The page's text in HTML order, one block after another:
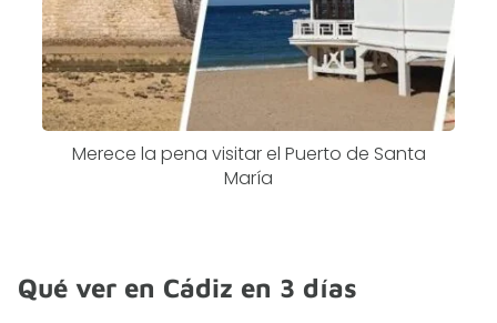
Merece la pena visitar el Puerto de Santa
María
Qué ver en Cádiz en 3 días